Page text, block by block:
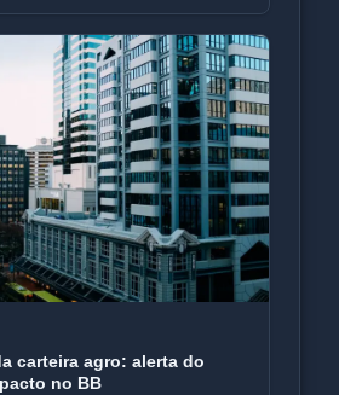
carteira agro: alerta do
no BB